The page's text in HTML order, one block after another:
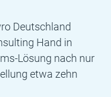
Deutschland
Hand in
Lösung nach nur
etwa zehn